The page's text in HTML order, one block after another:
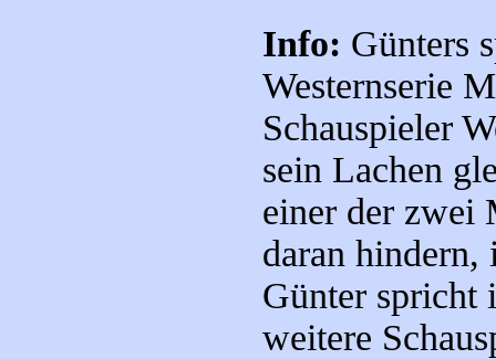
Info: Günters
Westernserie
Schauspieler
sein Lachen
einer der zwei
daran hindern,
Günter spricht
weitere